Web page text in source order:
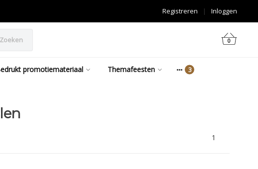
Inloggen
|
Registreren
Zoeken 0
promotiemateriaal Themafeesten
1